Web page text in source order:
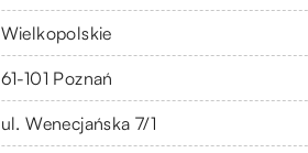
Wielkopolskie
61-101 Poznań
ul. Wenecjańska 7/1